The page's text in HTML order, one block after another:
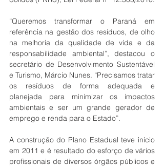
“Queremos transformar o Paraná em
referência na gestão dos resíduos, de olho
na melhoria da qualidade de vida e da
responsabilidade ambiental”, destacou o
secretário de Desenvolvimento Sustentável
e Turismo, Márcio Nunes. “Precisamos tratar
os resíduos de forma adequada e
planejada para minimizar os impactos
ambientais e ser um grande gerador de
emprego e renda para o Estado”.
A construção do Plano Estadual teve início
em 2011 e é resultado do esforço de vários
profissionais de diversos órgãos públicos e